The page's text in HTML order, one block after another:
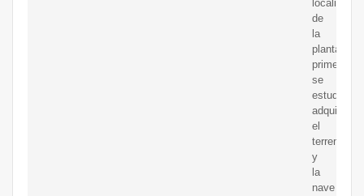
de
la
planta
primero
se
estudió
adquirir
el
terreno
y
la
nave